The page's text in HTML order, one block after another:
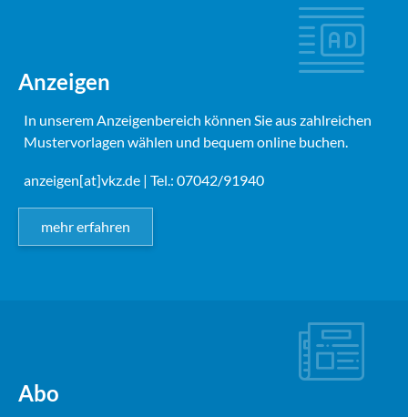
Anzeigen
In unserem Anzeigenbereich können Sie aus zahlreichen
Mustervorlagen wählen und bequem online buchen.
anzeigen[at]vkz.de | Tel.: 07042/91940
mehr erfahren
Abo